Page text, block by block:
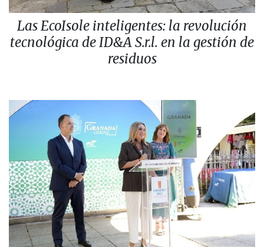
Las EcoIsole inteligentes: la revolución
tecnológica de ID&A S.r.l. en la gestión de
residuos